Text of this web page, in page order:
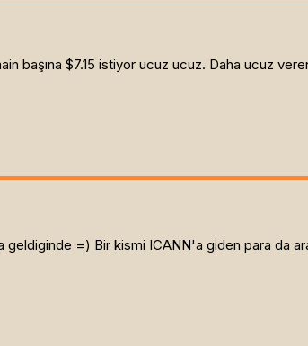
başına $7.15 istiyor ucuz ucuz. Daha ucuz
geldiginde =) Bir kismi ICANN'a giden para da